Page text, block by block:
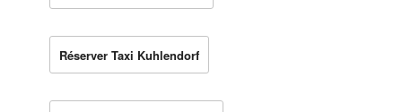
Réserver Taxi Kuhlendorf